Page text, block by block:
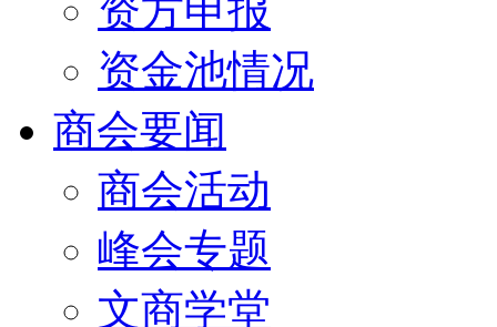
资方申报
资金池情况
商会要闻
商会活动
峰会专题
文商学堂